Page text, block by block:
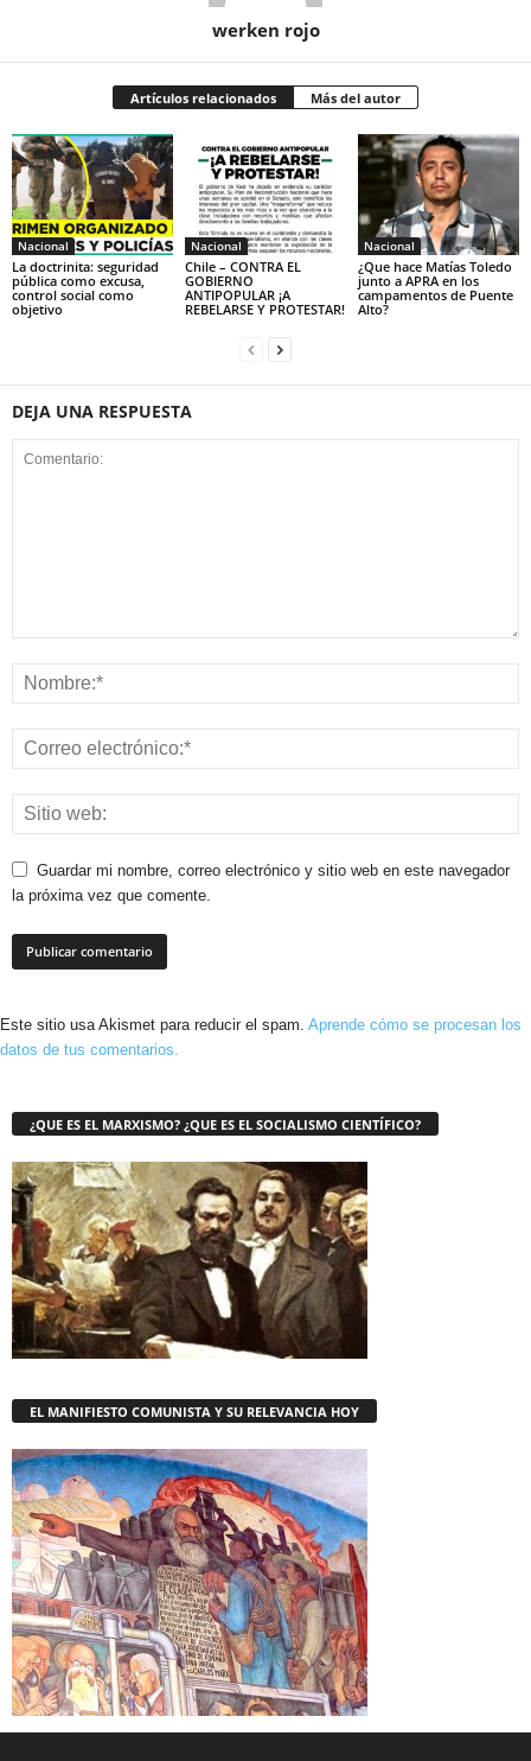
werken rojo
Artículos relacionados Más del autor
Nacional
La doctrinita: seguridad
pública como excusa,
control social como
objetivo
Nacional
Chile – CONTRA EL
GOBIERNO
ANTIPOPULAR ¡A
REBELARSE Y PROTESTAR!
Nacional
¿Que hace Matías Toledo
junto a APRA en los
campamentos de Puente
Alto?
DEJA UNA RESPUESTA
Guardar mi nombre, correo electrónico y sitio web en este navegador
la próxima vez que comente.
Este sitio usa Akismet para reducir el spam. Aprende cómo se procesan los
datos de tus comentarios.
¿QUE ES EL MARXISMO? ¿QUE ES EL SOCIALISMO CIENTÍFICO?
EL MANIFIESTO COMUNISTA Y SU RELEVANCIA HOY